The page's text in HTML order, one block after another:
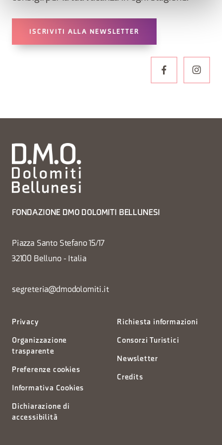
ISCRIVITI ALLA NEWSLETTER
FONDAZIONE DMO DOLOMITI BELLUNESI
Piazza Santo Stefano 15/17
32100 Belluno - Italia
segreteria@dmodolomiti.it
Privacy
Organizzazione
trasparente
Preferenze cookies
Informativa Cookies
Dichiarazione di
accessibilità
Richiesta informazioni
Consorzi Turistici
Newsletter
Credits